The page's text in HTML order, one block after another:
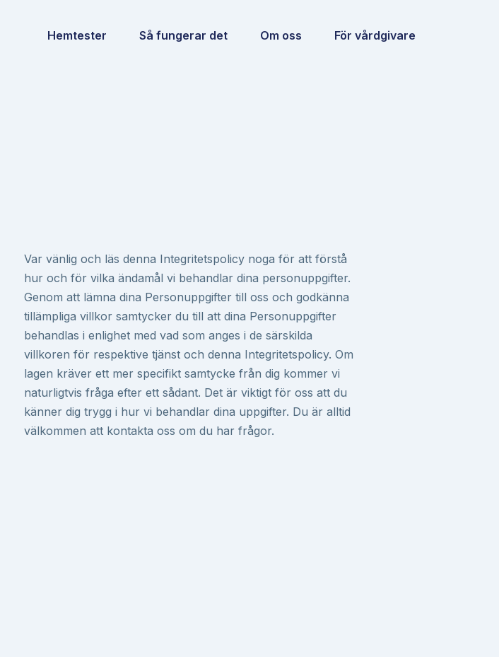
Hemtester Så fungerar det Om oss För vårdgivare
Var vänlig och läs denna Integritetspolicy noga för att förstå
hur och för vilka ändamål vi behandlar dina personuppgifter.
Genom att lämna dina Personuppgifter till oss och godkänna
tillämpliga villkor samtycker du till att dina Personuppgifter
behandlas i enlighet med vad som anges i de särskilda
villkoren för respektive tjänst och denna Integritetspolicy. Om
lagen kräver ett mer specifikt samtycke från dig kommer vi
naturligtvis fråga efter ett sådant. Det är viktigt för oss att du
känner dig trygg i hur vi behandlar dina uppgifter. Du är alltid
välkommen att kontakta oss om du har frågor.